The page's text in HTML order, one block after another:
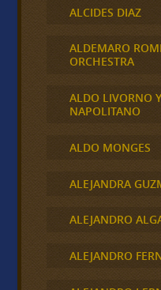
ALCIDES DIAZ
ALDEMARO
ORCHESTRA
ALDO LIVORNO
NAPOLITANO
ALDO MONGES
ALEJANDRA
ALEJANDRO
ALEJANDRO